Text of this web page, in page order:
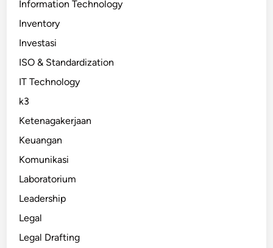
Information Technology
Inventory
Investasi
ISO & Standardization
IT Technology
k3
Ketenagakerjaan
Keuangan
Komunikasi
Laboratorium
Leadership
Legal
Legal Drafting